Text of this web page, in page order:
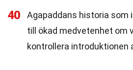
40
Agapaddans historia som
till ökad medvetenhet om
kontrollera introduktionen